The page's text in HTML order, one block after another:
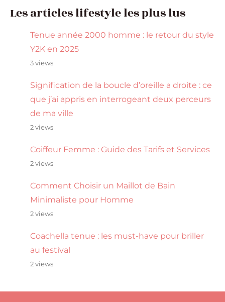
Les articles lifestyle les plus lus
Tenue année 2000 homme : le retour du style
Y2K en 2025
3 views
Signification de la boucle d’oreille a droite : ce
que j’ai appris en interrogeant deux perceurs
de ma ville
2 views
Coiffeur Femme : Guide des Tarifs et Services
2 views
Comment Choisir un Maillot de Bain
Minimaliste pour Homme
2 views
Coachella tenue : les must-have pour briller
au festival
2 views